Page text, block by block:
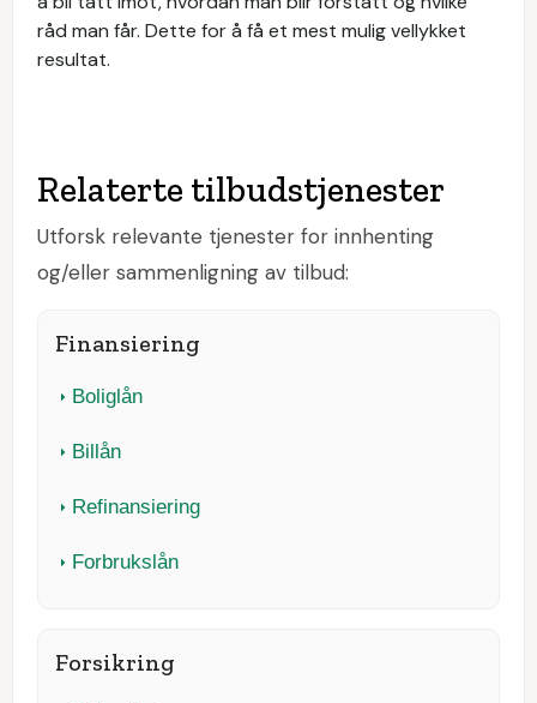
råd man får. Dette for å få et mest mulig vellykket
resultat.
Relaterte tilbudstjenester
Utforsk relevante tjenester for innhenting
og/eller sammenligning av tilbud:
Finansiering
Boliglån
Billån
Refinansiering
Forbrukslån
Forsikring